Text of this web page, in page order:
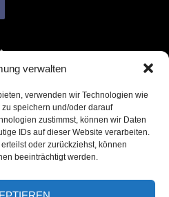
verwalten
verwenden wir Technologien wie
speichern und/oder darauf
zustimmst, können wir Daten
IDs auf dieser Website verarbeiten.
oder zurückziehst, können
beeinträchtigt werden.